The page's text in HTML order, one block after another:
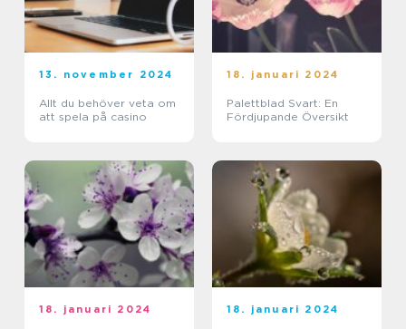
13. november 2024
Allt du behöver veta om
att spela på casino
18. januari 2024
Palettblad Svart: En
Fördjupande Översikt
18. januari 2024 18. januari 2024